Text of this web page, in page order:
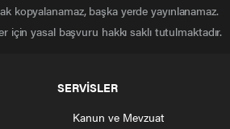
kopyalanamaz, başka yerde yayınlanamaz.
için yasal başvuru hakkı saklı tutulmaktadır.
SERVİSLER
Kanun ve Mevzuat